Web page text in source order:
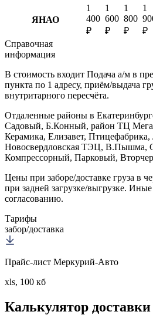
ЯНАО
1
400
₽
1
600
₽
1
800
₽
1
₽
Справочная
информация
В стоимость входит Подача а/м в
пункта по 1 адресу, приём/выдача
внутритарного пересчёта.
Отдаленные районы в
Садовый, Б.Конный, район ТЦ
Керамика, Елизавет,
Новосвердловская ТЭЦ, В.Пышма,
Компрессорный, Парковый,
Цены при заборе/доставке груза в
при задней загрузке/выгрузке.
согласованию.
Тарифы
забор/доставка
Прайс-лист Меркурий-Авто
xls, 100 кб
Калькулятор доставки